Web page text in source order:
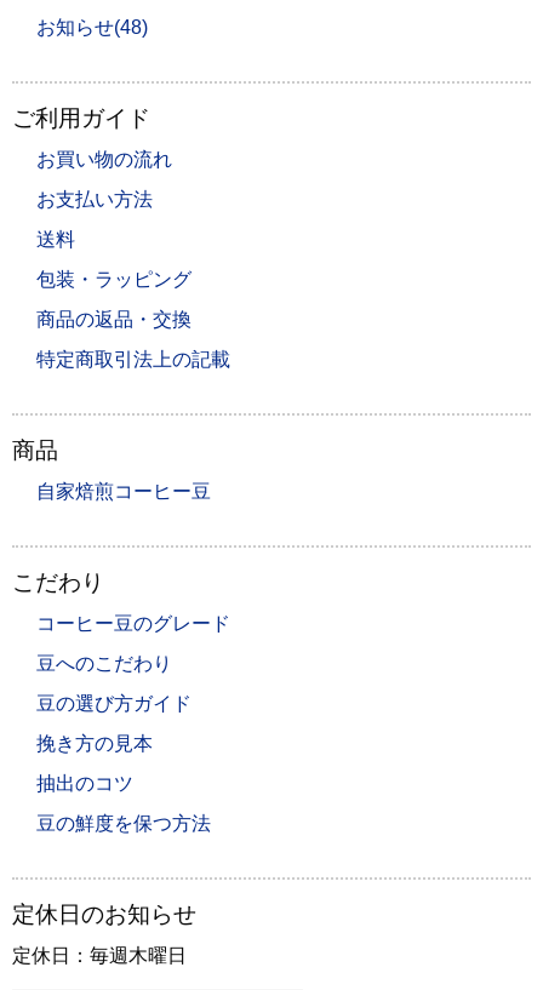
お知らせ(48)
ご利用ガイド
お買い物の流れ
お支払い方法
送料
包装・ラッピング
商品の返品・交換
特定商取引法上の記載
商品
自家焙煎コーヒー豆
こだわり
コーヒー豆のグレード
豆へのこだわり
豆の選び方ガイド
挽き方の見本
抽出のコツ
豆の鮮度を保つ方法
定休日のお知らせ
定休日：毎週木曜日